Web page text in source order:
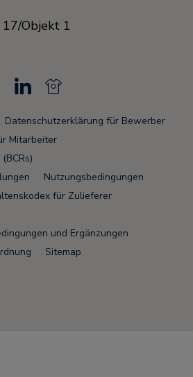
17/Objekt 1
o
u
T
u
e
L
n
k
e
i
N
F
e
d
Datenschutzerklärung für Bewerber
Mitarbeiter
Nutzungsbedingungen
für Zulieferer
und Ergänzungen
Sitemap